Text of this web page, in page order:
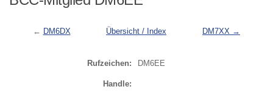
← DM6DX Übersicht / Index DM7XX →
Rufzeichen: DM6EE
Handle: